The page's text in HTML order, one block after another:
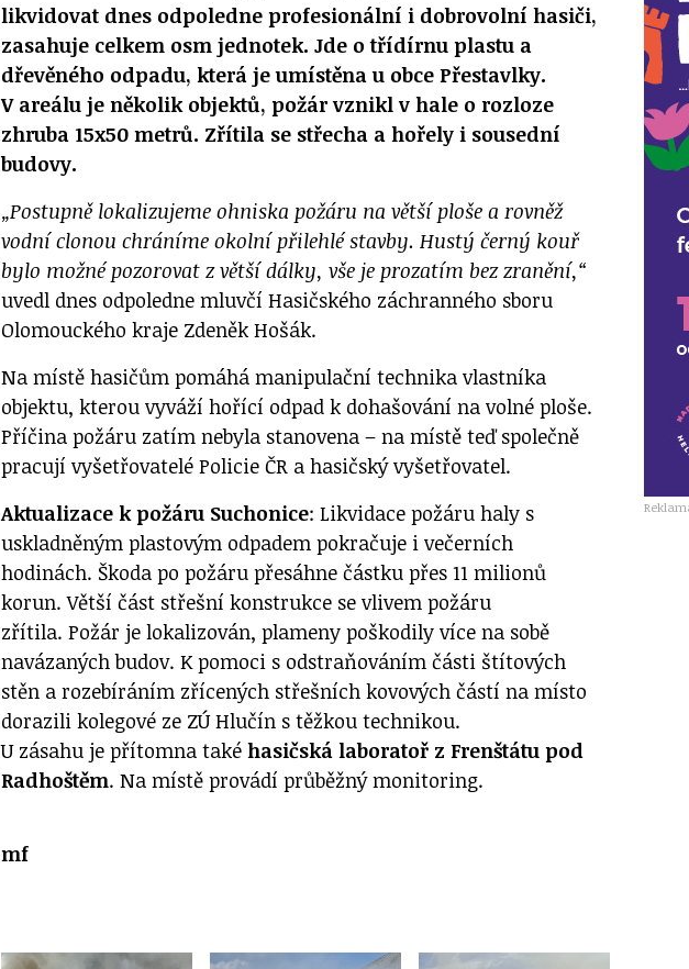
likvidovat dnes odpoledne profesionální i dobrovolní hasiči,
zasahuje celkem osm jednotek. Jde o třídírnu plastu a
dřevěného odpadu, která je umístěna u obce Přestavlky.
V areálu je několik objektů, požár vznikl v hale o rozloze
zhruba 15x50 metrů. Zřítila se střecha a hořely i sousední
budovy.
„Postupně lokalizujeme ohniska požáru na větší ploše a rovněž
vodní clonou chráníme okolní přilehlé stavby. Hustý černý kouř
bylo možné pozorovat z větší dálky, vše je prozatím bez zranění,“
uvedl dnes odpoledne mluvčí Hasičského záchranného sboru
Olomouckého kraje Zdeněk Hošák.
Na místě hasičům pomáhá manipulační technika vlastníka
objektu, kterou vyváží hořící odpad k dohašování na volné ploše.
Příčina požáru zatím nebyla stanovena – na místě teď společně
pracují vyšetřovatelé Policie ČR a hasičský vyšetřovatel.
Aktualizace k požáru Suchonice: Likvidace požáru haly s
uskladněným plastovým odpadem pokračuje i večerních
hodinách. Škoda po požáru přesáhne částku přes 11 milionů
korun. Větší část střešní konstrukce se vlivem požáru
zřítila.Požár je lokalizován, plameny poškodily více na sobě
navázaných budov. K pomoci s odstraňováním části štítových
stěn a rozebíráním zřícených střešních kovových částí na místo
dorazili kolegové ze ZÚ Hlučín s těžkou technikou.
U zásahu je přítomna takéhasičská laboratoř z Frenštátu pod
Radhoštěm. Na místě provádí průběžný monitoring.
mf